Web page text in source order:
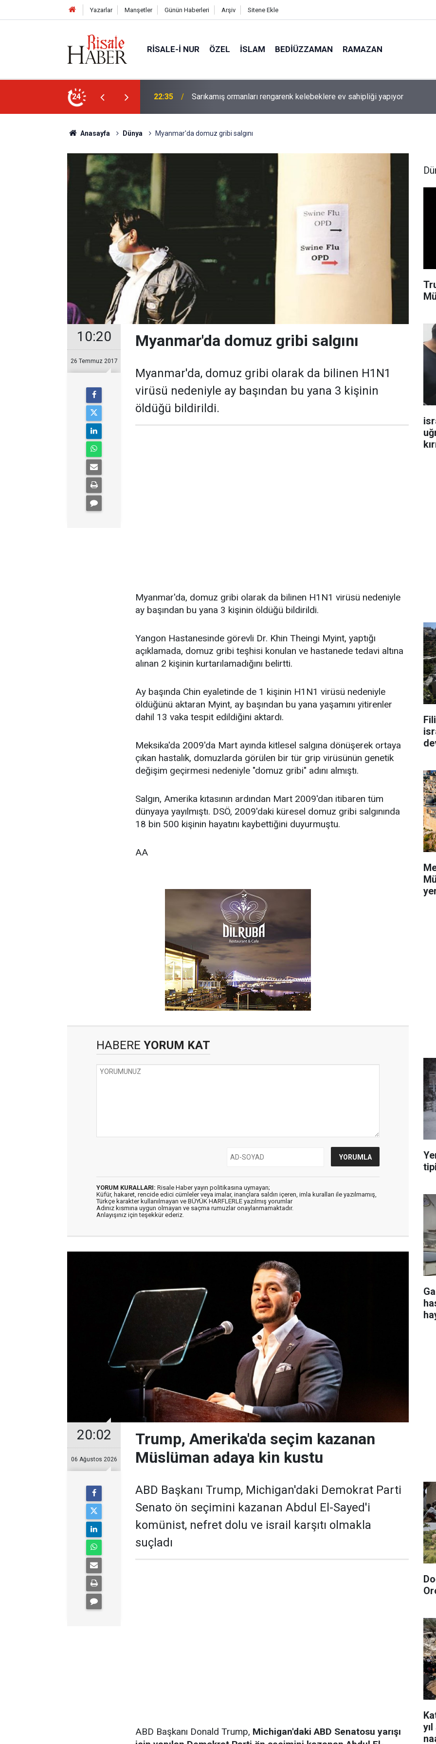
Yazarlar Manşetler Günün Haberleri Arşiv Sitene Ekle
RISALE-I NUR ÖZEL İSLAM BEDIÜZZAMAN RAMAZAN
24
ev sahipliği yapıyor 21:05 Kur’an'daki bazı şahıs isimlerinin mucizevi yönleri
Anasayfa Dünya Myanmar'da domuz gribi salgını
10:20
26 Temmuz 2017
Myanmar'da domuz gribi salgını
Myanmar'da, domuz gribi olarak da bilinen H1N1
virüsü nedeniyle ay başından bu yana 3 kişinin
öldüğü bildirildi.
Myanmar'da, domuz gribi olarak da bilinen H1N1 virüsü nedeniyle
ay başından bu yana 3 kişinin öldüğü bildirildi.
Yangon Hastanesinde görevli Dr. Khin Theingi Myint, yaptığı
açıklamada, domuz gribi teşhisi konulan ve hastanede tedavi altına
alınan 2 kişinin kurtarılamadığını belirtti.
Ay başında Chin eyaletinde de 1 kişinin H1N1 virüsü nedeniyle
öldüğünü aktaran Myint, ay başından bu yana yaşamını yitirenler
dahil 13 vaka tespit edildiğini aktardı.
Meksika'da 2009'da Mart ayında kitlesel salgına dönüşerek ortaya
çıkan hastalık, domuzlarda görülen bir tür grip virüsünün genetik
değişim geçirmesi nedeniyle "domuz gribi" adını almıştı.
Salgın, Amerika kıtasının ardından Mart 2009'dan itibaren tüm
dünyaya yayılmıştı. DSÖ, 2009'daki küresel domuz gribi salgınında
18 bin 500 kişinin hayatını kaybettiğini duyurmuştu.
AA
HABERE YORUM KAT
YORUM KURALLARI: Risale Haber yayın politikasına uymayan;
Küfür, hakaret, rencide edici cümleler veya imalar, inançlara saldırı içeren, imla kuralları ile yazılmamış,
Türkçe karakter kullanılmayan ve BÜYÜK HARFLERLE yazılmış yorumlar
Adınız kısmına uygun olmayan ve saçma rumuzlar onaylanmamaktadır.
Anlayışınız için teşekkür ederiz.
20:02
06 Ağustos 2026
Trump, Amerika'da seçim kazanan
Müslüman adaya kin kustu
ABD Başkanı Trump, Michigan'daki Demokrat Parti
Senato ön seçimini kazanan Abdul El-Sayed'i
komünist, nefret dolu ve israil karşıtı olmakla
suçladı
ABD Başkanı Donald Trump, Michigan'daki ABD Senatosu yarışı